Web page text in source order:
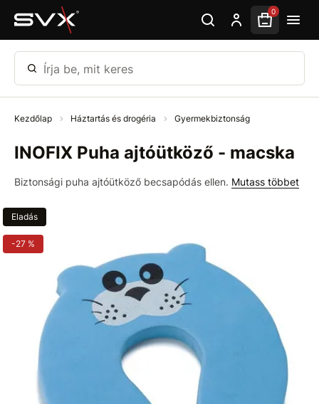
Ugrás az oldal fő részéhez 0
Írja be, mit keres
Kezdőlap Háztartás és drogéria Gyermekbiztonság
INOFIX Puha ajtóütköző - macska
Biztonsági puha ajtóütköző becsapódás ellen. Mutass többet
Eladás
-27 %